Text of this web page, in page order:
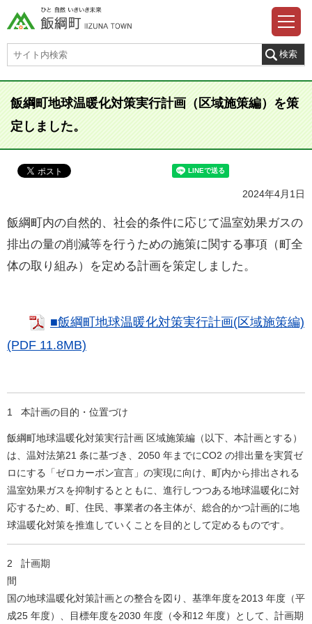
飯綱町地球温暖化対策実行計画（区域施策編）を策
定しました。
2024年4月1日
飯綱町内の自然的、社会的条件に応じて温室効果ガスの
排出の量の削減等を行うための施策に関する事項（町全
体の取り組み）を定める計画を策定しました。
■飯綱町地球温暖化対策実行計画(区域施策編)
(PDF 11.8MB)
1 本計画の目的・位置づけ
飯綱町地球温暖化対策実行計画 区域施策編（以下、本計画とする）
は、温対法第21 条に基づき、2050 年までにCO2 の排出量を実質ゼ
ロにする「ゼロカーボン宣言」の実現に向け、町内から排出される
温室効果ガスを抑制するとともに、進行しつつある地球温暖化に対
応するため、町、住民、事業者の各主体が、総合的かつ計画的に地
球温暖化対策を推進していくことを目的として定めるものです。
2 計画期
国の地球温暖化対策計画との整合を図り、基準年度を2013 年度（平
成25 年度）、目標年度を2030 年度（令和12 年度）として、計画期